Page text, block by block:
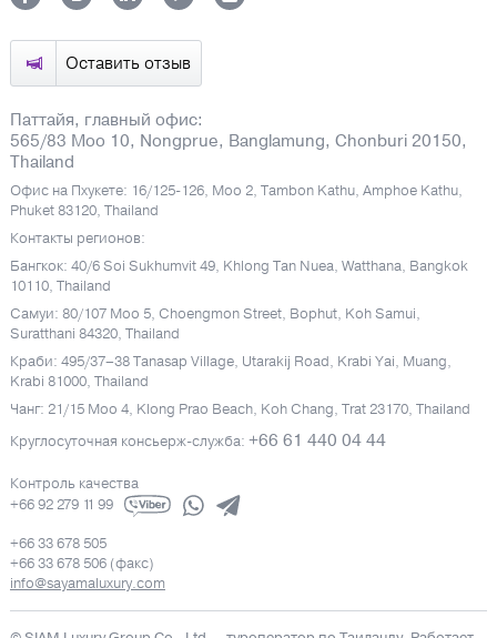
Оставить отзыв
Паттайя, главный офис:
565/83 Moo 10, Nongprue, Banglamung, Chonburi 20150,
Thailand
Офис на Пхукете: 16/125-126, Moo 2, Tambon Kathu, Amphoe Kathu,
Phuket 83120, Thailand
Контакты регионов:
Бангкок: 40/6 Soi Sukhumvit 49, Khlong Tan Nuea, Watthana, Bangkok
10110, Thailand
Самуи: 80/107 Moo 5, Choengmon Street, Bophut, Koh Samui,
Suratthani 84320, Thailand
Краби: 495/37–38 Tanasap Village, Utarakij Road, Krabi Yai, Muang,
Krabi 81000, Thailand
Чанг: 21/15 Moo 4, Klong Prao Beach, Koh Chang, Trat 23170, Thailand
Круглосуточная консьерж-служба: +66 61 440 04 44
Контроль качества
+66 92 279 11 99
+66 33 678 505
+66 33 678 506 (факс)
info@sayamaluxury.com